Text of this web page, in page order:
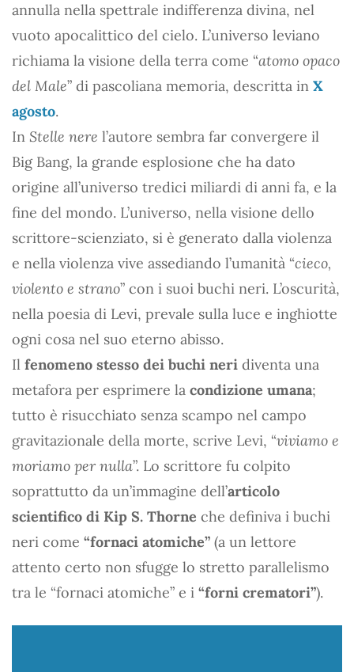
annulla nella spettrale indifferenza divina, nel
vuoto apocalittico del cielo. L’universo leviano
richiama la visione della terra come “atomo opaco
del Male” di pascoliana memoria, descritta in X
agosto.
In Stelle nere l’autore sembra far convergere il
Big Bang, la grande esplosione che ha dato
origine all’universo tredici miliardi di anni fa, e la
fine del mondo. L’universo, nella visione dello
scrittore-scienziato, si è generato dalla violenza
e nella violenza vive assediando l’umanità “cieco,
violento e strano” con i suoi buchi neri. L’oscurità,
nella poesia di Levi, prevale sulla luce e inghiotte
ogni cosa nel suo eterno abisso.
Il fenomeno stesso dei buchi neri diventa una
metafora per esprimere la condizione umana;
tutto è risucchiato senza scampo nel campo
gravitazionale della morte, scrive Levi, “viviamo e
moriamo per nulla”. Lo scrittore fu colpito
soprattutto da un’immagine dell’articolo
scientifico di Kip S. Thorne che definiva i buchi
neri come “fornaci atomiche” (a un lettore
attento certo non sfugge lo stretto parallelismo
tra le “fornaci atomiche” e i “forni crematori”).